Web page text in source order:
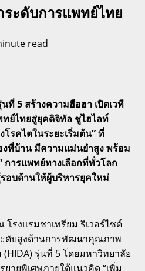
ะดับการแพทย์ไทย
read
ที่ 5 สร้างความฮือฮา เปิดเวที
ทย์ไทยสู่ยุคดิจิทัล ชูไฮไลท์
รคไตในระยะเริ่มต้น” ที่
งที่บ้าน มีความแม่นยำสูง พร้อม
การแพทย์ทางเลือกที่ทั่วโลก
อบด้านให้ผู้บริหารยุคใหม่
รงแรมชาเทรียม ริเวอร์ไซด์
ะดับสูงด้านการพัฒนาคุณภาพ
รุ่นที่ 5 โดยมหาวิทยาลัย
ายพิเศษภายใต้แนวคิด “เพิ่ม